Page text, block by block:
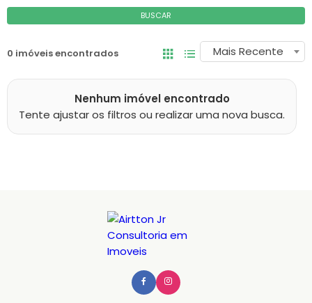
BUSCAR
0 imóveis encontrados Mais Recente
Nenhum imóvel encontrado
Tente ajustar os filtros ou realizar uma nova busca.